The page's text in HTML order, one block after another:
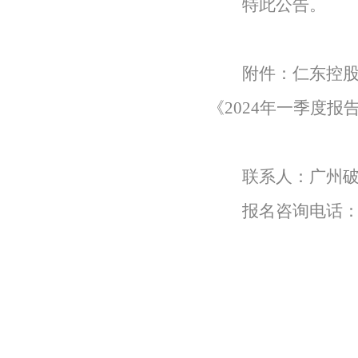
特此公告。
附件：仁东控
《2024年一季度报
联系人：广州
报名咨询电话